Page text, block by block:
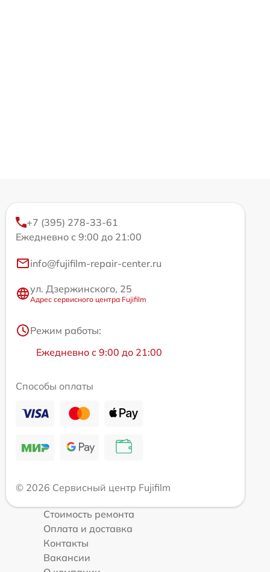
+7 (395) 278-33-61
Ежедневно с 9:00 до 21:00
info@fujifilm-repair-center.ru
ул. Дзержинского, 25
Адрес сервисного центра Fujifilm
Режим работы:
Ежедневно с 9:00 до 21:00
Способы оплаты
© 2026 Сервисный центр Fujifilm
Стоимость ремонта
Оплата и доставка
Контакты
Вакансии